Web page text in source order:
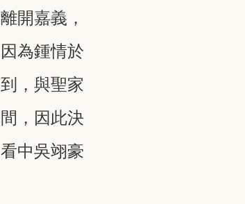
開嘉義，
為鍾情於
，與聖家
，因此決
中吳翊豪